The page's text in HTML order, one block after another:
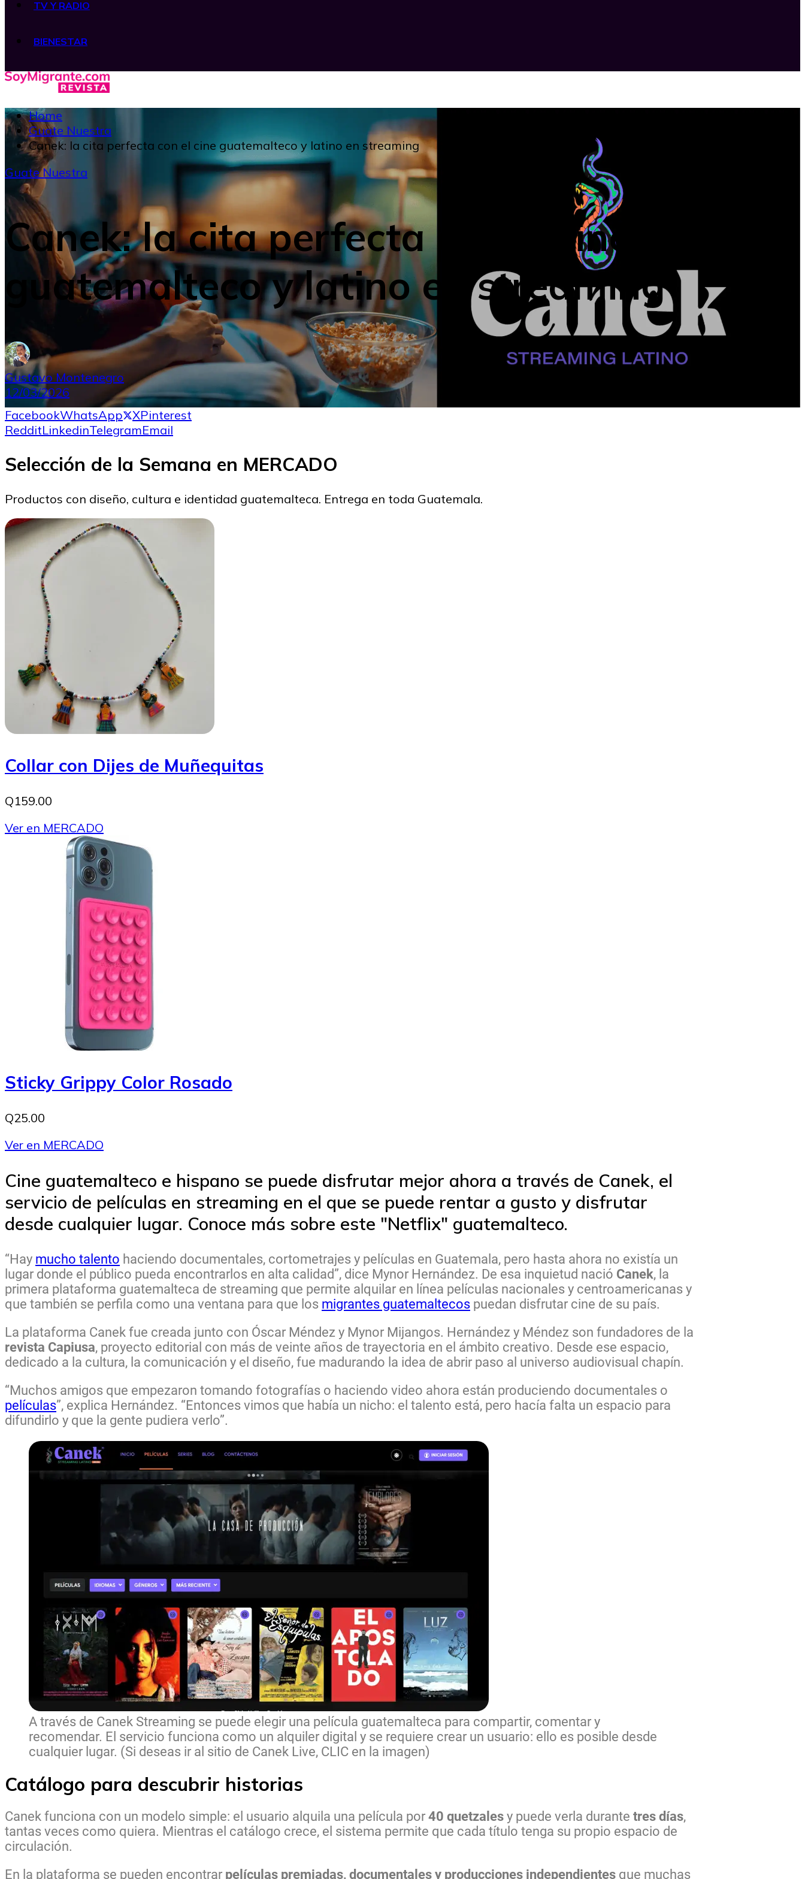
TV Y RADIO
BIENESTAR
Home
Guate Nuestra
Canek: la cita perfecta con el cine guatemalteco y latino en streaming
Guate Nuestra
Canek: la cita perfecta con el cine
guatemalteco y latino en streaming
Gustavo Montenegro
12/03/2026
FacebookWhatsApp XPinterest
RedditLinkedinTelegramEmail
Selección de la Semana en MERCADO
Productos con diseño, cultura e identidad guatemalteca. Entrega en toda Guatemala.
Collar con Dijes de Muñequitas
Q159.00
Ver en MERCADO
Sticky Grippy Color Rosado
Q25.00
Ver en MERCADO
Cine guatemalteco e hispano se puede disfrutar mejor ahora a través de Canek, el
servicio de películas en streaming en el que se puede rentar a gusto y disfrutar
desde cualquier lugar. Conoce más sobre este "Netflix" guatemalteco.
“Hay mucho talento haciendo documentales, cortometrajes y películas en Guatemala, pero hasta ahora no existía un
lugar donde el público pueda encontrarlos en alta calidad”, dice Mynor Hernández. De esa inquietud nació Canek, la
primera plataforma guatemalteca de streaming que permite alquilar en línea películas nacionales y centroamericanas y
que también se perfila como una ventana para que los migrantes guatemaltecos puedan disfrutar cine de su país.
La plataforma Canek fue creada junto con Óscar Méndez y Mynor Mijangos. Hernández y Méndez son fundadores de la
revista Capiusa, proyecto editorial con más de veinte años de trayectoria en el ámbito creativo. Desde ese espacio,
dedicado a la cultura, la comunicación y el diseño, fue madurando la idea de abrir paso al universo audiovisual chapín.
“Muchos amigos que empezaron tomando fotografías o haciendo video ahora están produciendo documentales o
películas”, explica Hernández. “Entonces vimos que había un nicho: el talento está, pero hacía falta un espacio para
difundirlo y que la gente pudiera verlo”.
A través de Canek Streaming se puede elegir una película guatemalteca para compartir, comentar y
recomendar. El servicio funciona como un alquiler digital y se requiere crear un usuario: ello es posible desde
cualquier lugar. (Si deseas ir al sitio de Canek Live, CLIC en la imagen)
Catálogo para descubrir historias
Canek funciona con un modelo simple: el usuario alquila una película por 40 quetzales y puede verla durante tres días,
tantas veces como quiera. Mientras el catálogo crece, el sistema permite que cada título tenga su propio espacio de
circulación.
En la plataforma se pueden encontrar películas premiadas, documentales y producciones independientes que muchas